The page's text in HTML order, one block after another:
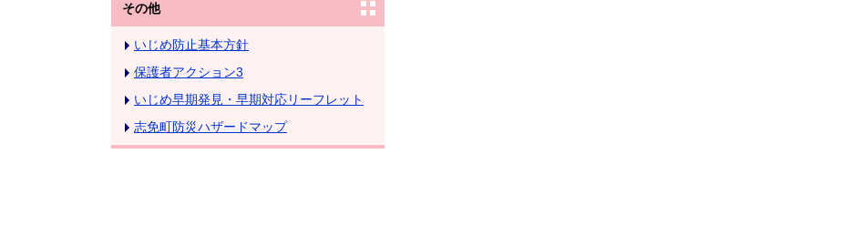
その他
いじめ防止基本方針
保護者アクション3
いじめ早期発見・早期対応リーフレット
志免町防災ハザードマップ